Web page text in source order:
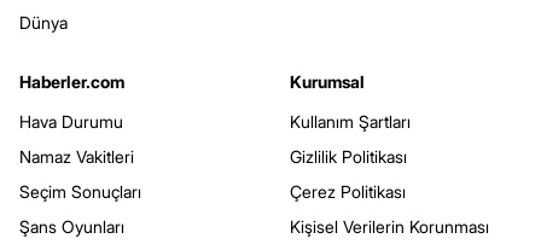
Dünya
Haberler.com
Hava Durumu
Namaz Vakitleri
Seçim Sonuçları
Şans Oyunları
Kurumsal
Kullanım Şartları
Gizlilik Politikası
Çerez Politikası
Kişisel Verilerin Korunması